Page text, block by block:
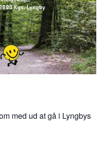
med ud at gå i Lyngbys